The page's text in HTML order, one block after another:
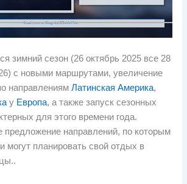
зимний сезон (26 октябрь 2025 все 28
с новыми маршрутами, увеличение
направлениямЛатинская Америка,
у Европа, а также запуск сезонных
для этого времени года.
предложение направлений, по которым
могут планировать свой отдых в